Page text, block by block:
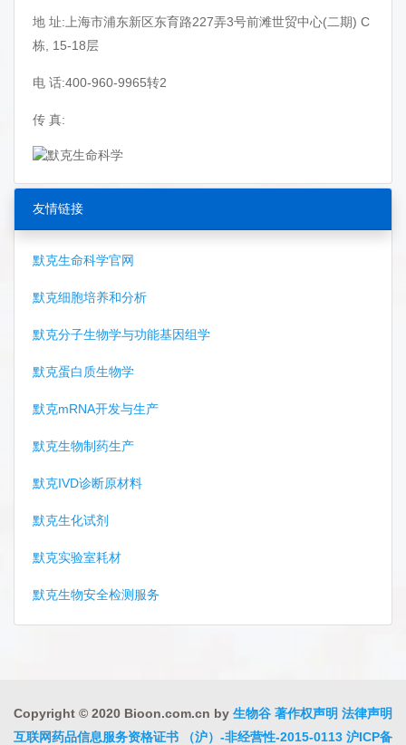
地 址:上海市浦东新区东育路227弄3号前滩世贸中心(二期) C
栋, 15-18层
电 话:400-960-9965转2
传 真:
友情链接
默克生命科学官网
默克细胞培养和分析
默克分子生物学与功能基因组学
默克蛋白质生物学
默克mRNA开发与生产
默克生物制药生产
默克IVD诊断原材料
默克生化试剂
默克实验室耗材
默克生物安全检测服务
Copyright © 2020 Bioon.com.cn by 生物谷 著作权声明 法律声明
互联网药品信息服务资格证书 （沪）-非经营性-2015-0113 沪ICP备